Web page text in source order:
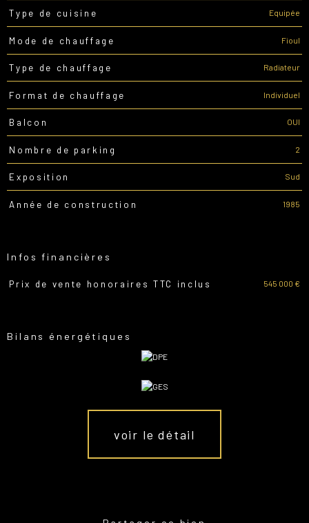
Type de cuisine Equipée
Mode de chauffage Fioul
Type de chauffage Radiateur
Format de chauffage Individuel
Balcon OUI
Nombre de parking 2
Exposition Sud
Année de construction 1985
Infos financières
Caractéristiques Valeurs
Prix de vente honoraires TTC inclus 545 000 €
Bilans énergétiques
voir le détail